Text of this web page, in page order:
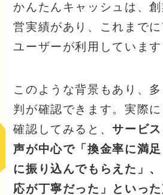
かんたんキャッシュは、
営実績があり、これまで
ユーザーが利用しています
このような背景もあり、
判が確認できます。実際
確認してみると、サービ
声が中心で「換金率に満
に振り込んでもらえた」
応が丁寧だった」といっ